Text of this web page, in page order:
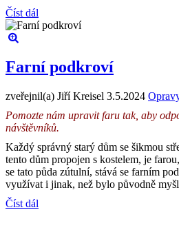
Číst dál
Farní podkroví
zveřejnil(a) Jiří Kreisel 3.5.2024
Pomozte nám upravit faru tak, aby
návštěvníků.
Každý správný starý dům se šikmou
tento dům propojen s kostelem, je
se tato půda zútulní, stává se farním
využívat i jinak, než bylo původně
Číst dál